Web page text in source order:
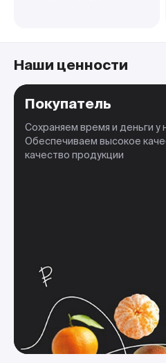
Наши ценности
Покупатель
Сохраняем время и деньги у
Обеспечиваем высокое
качество продукции